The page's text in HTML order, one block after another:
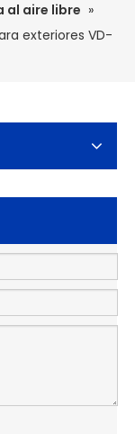
al aire libre »
exteriores VD-